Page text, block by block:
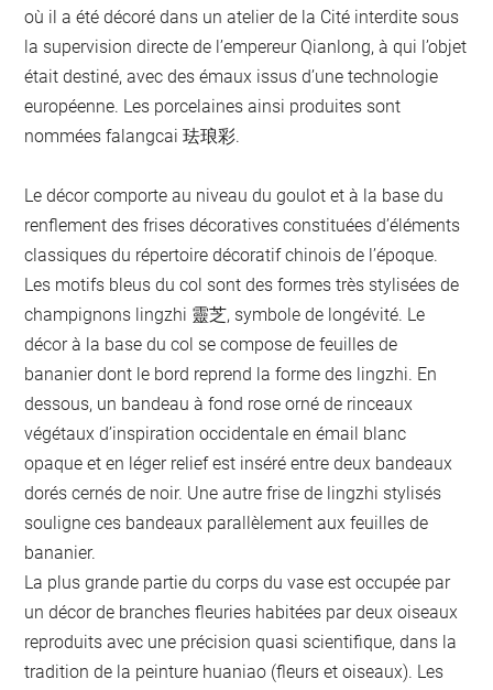
où il a été décoré dans un atelier de la Cité interdite sous
la supervision directe de l’empereur Qianlong, à qui l’objet
était destiné, avec des émaux issus d’une technologie
européenne. Les porcelaines ainsi produites sont
nommées falangcai 珐琅彩.
Le décor comporte au niveau du goulot et à la base du
renflement des frises décoratives constituées d’éléments
classiques du répertoire décoratif chinois de l’époque.
Les motifs bleus du col sont des formes très stylisées de
champignons lingzhi 靈芝, symbole de longévité. Le
décor à la base du col se compose de feuilles de
bananier dont le bord reprend la forme des lingzhi. En
dessous, un bandeau à fond rose orné de rinceaux
végétaux d’inspiration occidentale en émail blanc
opaque et en léger relief est inséré entre deux bandeaux
dorés cernés de noir. Une autre frise de lingzhi stylisés
souligne ces bandeaux parallèlement aux feuilles de
bananier.
La plus grande partie du corps du vase est occupée par
un décor de branches fleuries habitées par deux oiseaux
reproduits avec une précision quasi scientifique, dans la
tradition de la peinture huaniao (fleurs et oiseaux). Les